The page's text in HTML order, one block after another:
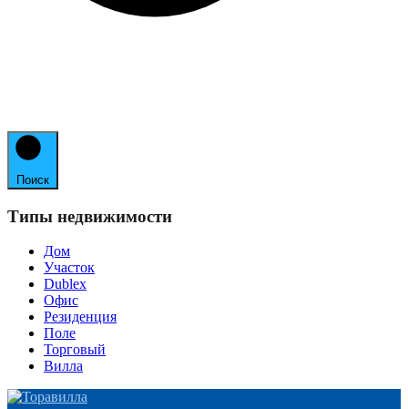
Поиск
Типы недвижимости
Дом
Участок
Dublex
Офис
Резиденция
Поле
Торговый
Вилла